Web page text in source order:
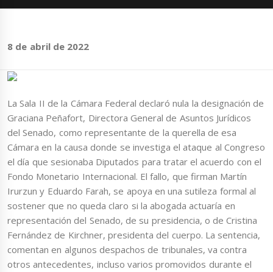
8 de abril de 2022
La Sala II de la Cámara Federal declaró nula la designación de
Graciana Peñafort, Directora General de Asuntos Jurídicos
del Senado, como representante de la querella de esa
Cámara en la causa donde se investiga el ataque al Congreso
el día que sesionaba Diputados para tratar el acuerdo con el
Fondo Monetario Internacional. El fallo, que firman Martín
Irurzun y Eduardo Farah, se apoya en una sutileza formal al
sostener que no queda claro si la abogada actuaría en
representación del Senado, de su presidencia, o de Cristina
Fernández de Kirchner, presidenta del cuerpo. La sentencia,
comentan en algunos despachos de tribunales, va contra
otros antecedentes, incluso varios promovidos durante el